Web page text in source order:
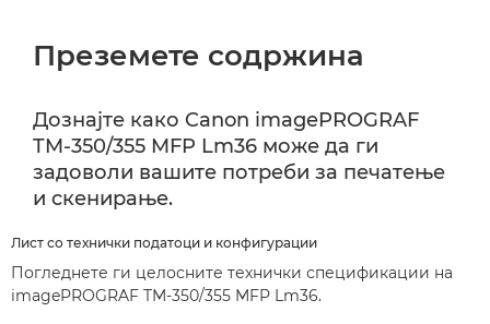
Преземете содржина
Дознајте како Canon imagePROGRAF
TM-350/355 MFP Lm36 може да ги
задоволи вашите потреби за печатење
и скенирање.
Лист со технички податоци и конфигурации
Погледнете ги целосните технички спецификации на
imagePROGRAF TM-350/355 MFP Lm36.